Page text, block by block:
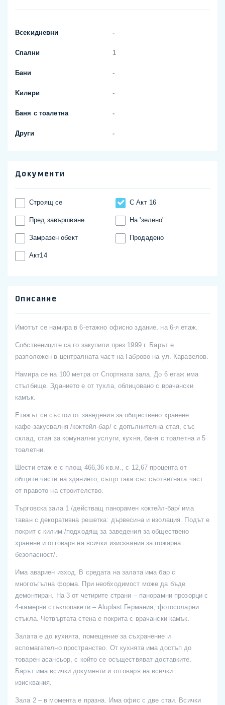
Всекидневни -
Спални 1
Бани -
Kилери -
Баня с тоалетна -
Други -
Документи
Строящ се С Акт 16
Пред завършване На 'зелено'
Замразен обект Продадено
Акт14
Описание
Имотът се намира в 6-етажно офисно здание, на 6-я етаж.
Собствениците са го закупили през 1999 г. Барът е
разположен в централната част на Габрово на ул. Каравелов.
Намира се на 100 метра от Спортната зала. До 6 етаж има
стълбище. Зданието е от тухла, облицовано с врачански
камък.
Етажът се състои от заведения за обществено хранене:
кафе-закусвалня /коктейл-бар/ с допълнителна стая, със
склад, стая за комунални услуги, кухня, баня с тоалетна и 5
тоалетни.
Шести етаж е с площ 466,36 кв.м., с 12,67 процента от
общите части на зданието, също така със съответната част
от правото на строителство.
Търговска зала 1 /действащ панорамен коктейл-бар/ има
таван с декоративна решетка: дървесина и изолация. Подът е
покрит с килим /подходящ за заведения за обществено
хранене и отговаря на всички изисквания за пожарна
безопасност/.
Има авариен изход. В средата на залата има бар с
многоъгълна форма. При необходимост може да бъде
демонтиран. На 3 от четирите страни – панорамни прозорци с
4-камерни стъклопакети – Aluplast Германия, фотосоларни
стъкла. Четвъртата стена е покрита с врачански камък.
Залата е до кухнята, помещение за съхранение и
вспомагателно пространство. От кухнята има достъп до
товарен асансьор, с който се осъществяват доставките.
Барът има всички документи и отговаря на всички
изисквания.
Зала 2 – в момента е празна. Има офис с две стаи. Всички